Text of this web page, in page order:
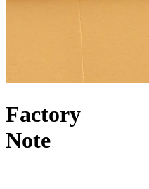
Factory
Note